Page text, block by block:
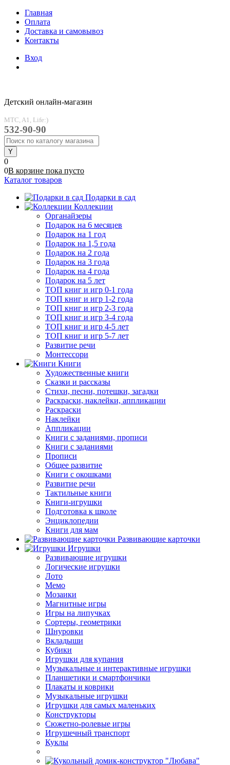
Главная
Оплата
Доставка и самовывоз
Контакты
Вход
Детский онлайн-магазин
MTC, A1, Life:)
532-90-90
0
0В корзине пока пусто
Каталог товаров
Подарки в сад
Коллекции
Органайзеры
Подарок на 6 месяцев
Подарок на 1 год
Подарок на 1,5 года
Подарок на 2 года
Подарок на 3 года
Подарок на 4 года
Подарок на 5 лет
ТОП книг и игр 0-1 года
ТОП книг и игр 1-2 года
ТОП книг и игр 2-3 года
ТОП книг и игр 3-4 года
ТОП книг и игр 4-5 лет
ТОП книг и игр 5-7 лет
Развитие речи
Монтессори
Книги
Художественные книги
Сказки и рассказы
Стихи, песни, потешки, загадки
Раскраски, наклейки, аппликации
Раскраски
Наклейки
Аппликации
Книги с заданиями, прописи
Книги с заданиями
Прописи
Общее развитие
Книги с окошками
Развитие речи
Тактильные книги
Книги-игрушки
Подготовка к школе
Энциклопедии
Книги для мам
Развивающие карточки
Игрушки
Развивающие игрушки
Логические игрушки
Лото
Мемо
Мозаики
Магнитные игры
Игры на липучках
Сортеры, геометрики
Шнуровки
Вкладыши
Кубики
Игрушки для купания
Музыкальные и интерактивные игрушки
Планшетики и смартфончики
Плакаты и коврики
Музыкальные игрушки
Игрушки для самых маленьких
Конструкторы
Сюжетно-ролевые игры
Игрушечный транспорт
Куклы